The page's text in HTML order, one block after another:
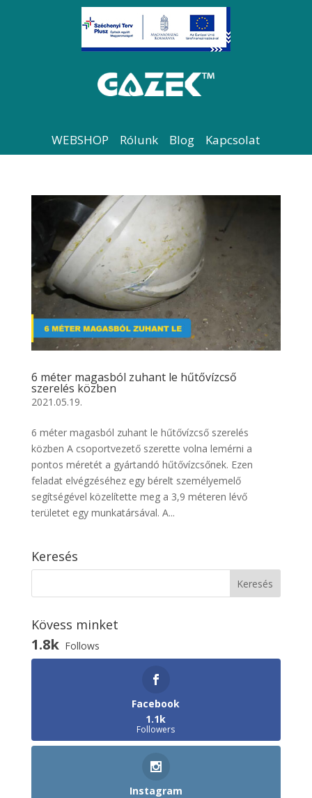
WEBSHOP Rólunk Blog Kapcsolat
6 méter magasból zuhant le hűtővízcső
szerelés közben
2021.05.19.
6 méter magasból zuhant le hűtővízcső szerelés
közben A csoportvezető szerette volna lemérni a
pontos méretét a gyártandó hűtővízcsőnek. Ezen
feladat elvégzéséhez egy bérelt személyemelő
segítségével közelítette meg a 3,9 méteren lévő
területet egy munkatársával. A...
Keresés
Kövess minket
1.8k Follows
Facebook
1.1k
Followers
Instagram